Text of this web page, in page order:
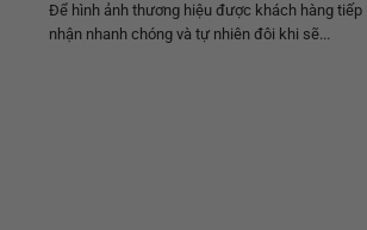
Để hình ảnh thương hiệu được khách hàng tiếp
nhận nhanh chóng và tự nhiên đôi khi sẽ...